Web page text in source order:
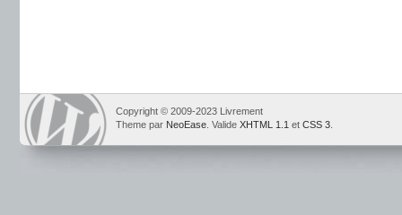
Copyright © 2009-2023 Livrement
Theme par NeoEase . Valide XHTML 1.1 et CSS 3